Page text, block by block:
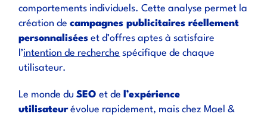
comportements individuels. Cette analyse permet la
création decampagnes publicitaires réellement
personnalisées et d’offres aptes à satisfaire
l’intention de recherche spécifique de chaque
utilisateur.
Le monde duSEO et de l’expérience
utilisateurévolue rapidement, mais chez Mael &